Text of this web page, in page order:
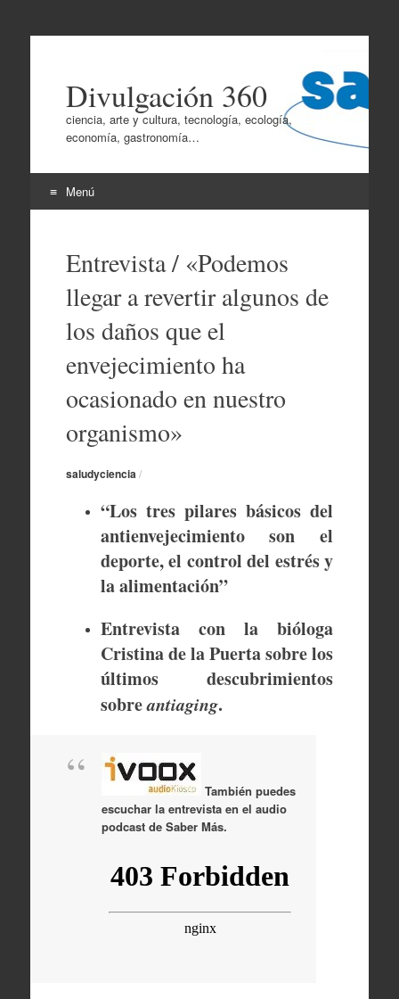
Divulgación 360
ciencia, arte y cultura, tecnología, ecología,
economía, gastronomía…
Menú
contenidoEntrevista / «Podemos
llegar a revertir algunos de
los daños que el
envejecimiento ha
ocasionado en nuestro
organismo»
saludyciencia /
“Los tres pilares básicos del
antienvejecimiento son el
deporte, el control del estrés y
la alimentación”
Entrevista con la bióloga
Cristina de la Puerta sobre los
últimos descubrimientos
sobreantiaging.
También puedes
escuchar la entrevista en el audio
podcast de Saber Más.